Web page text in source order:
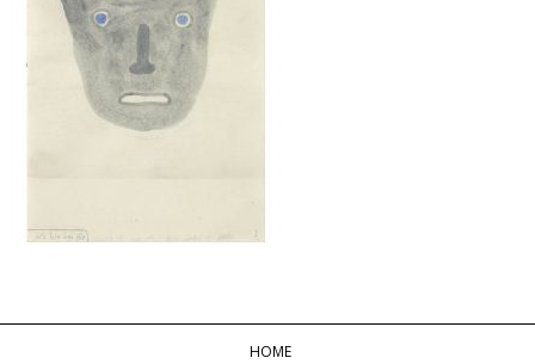
HOME